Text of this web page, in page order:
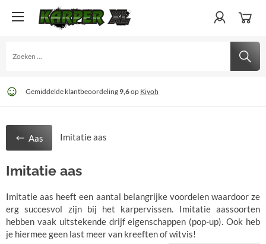
Gratisverzendingbij € 75
60 dagenretour. Niet goed? Geld terug
Gemiddelde klantbeoordeling9,6op Kiyoh
Aas Imitatie aas
Imitatie aas
Imitatie aas heeft een aantal belangrijke voordelen waardoor ze
erg succesvol zijn bij het karpervissen. Imitatie aassoorten
hebben vaak uitstekende drijf eigenschappen (pop-up). Ook heb
je hiermee geen last meer van kreeften of witvis!